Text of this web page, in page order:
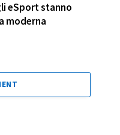
eSport stanno
moderna